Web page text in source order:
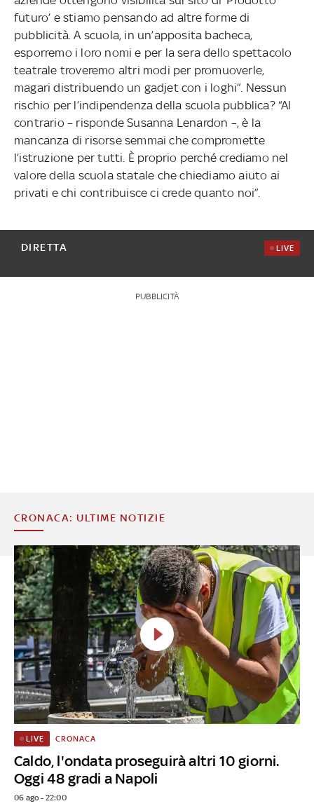
futuro’ e stiamo pensando ad altre forme di
pubblicità. A scuola, in un’apposita bacheca,
esporremo i loro nomi e per la sera dello spettacolo
teatrale troveremo altri modi per promuoverle,
magari distribuendo un gadjet con i loghi”. Nessun
rischio per l’indipendenza della scuola pubblica? “Al
contrario – risponde Susanna Lenardon –, è la
mancanza di risorse semmai che compromette
l’istruzione per tutti. È proprio perché crediamo nel
valore della scuola statale che chiediamo aiuto ai
privati e chi contribuisce ci crede quanto noi”.
DIRETTA LIVE
PUBBLICITÀ
CRONACA: ULTIME NOTIZIE
Caldo, l'ondata proseguirà altri 10 giorni.
Oggi 48 gradi a Napoli
LIVE CRONACA
06 ago - 22:00